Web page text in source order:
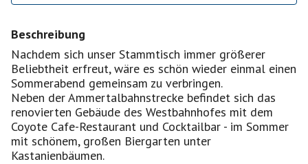
Beschreibung
Nachdem sich unser Stammtisch immer größerer
Beliebtheit erfreut, wäre es schön wieder einmal einen
Sommerabend gemeinsam zu verbringen.
Neben der Ammertalbahnstrecke befindet sich das
renovierten Gebäude des Westbahnhofes mit dem
Coyote Cafe-Restaurant und Cocktailbar - im Sommer
mit schönem, großen Biergarten unter
Kastanienbäumen.